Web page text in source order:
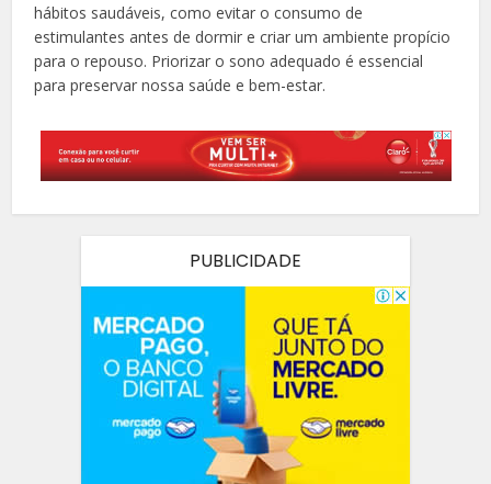
hábitos saudáveis, como evitar o consumo de
estimulantes antes de dormir e criar um ambiente propício
para o repouso. Priorizar o sono adequado é essencial
para preservar nossa saúde e bem-estar.
PUBLICIDADE